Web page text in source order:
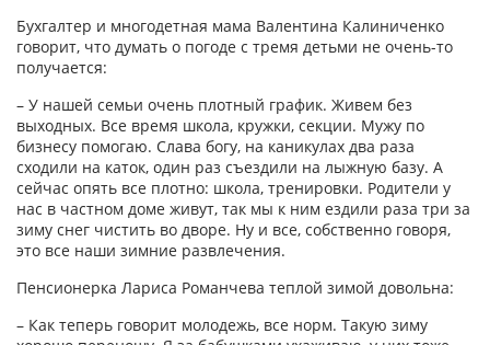
Бухгалтер и многодетная мама Валентина Калиниченко
говорит, что думать о погоде с тремя детьми не очень-то
получается:
– У нашей семьи очень плотный график. Живем без
выходных. Все время школа, кружки, секции. Мужу по
бизнесу помогаю. Слава богу, на каникулах два раза
сходили на каток, один раз съездили на лыжную базу. А
сейчас опять все плотно: школа, тренировки. Родители у
нас в частном доме живут, так мы к ним ездили раза три за
зиму снег чистить во дворе. Ну и все, собственно говоря,
это все наши зимние развлечения.
Пенсионерка Лариса Романчева теплой зимой довольна:
– Как теперь говорит молодежь, все норм. Такую зиму